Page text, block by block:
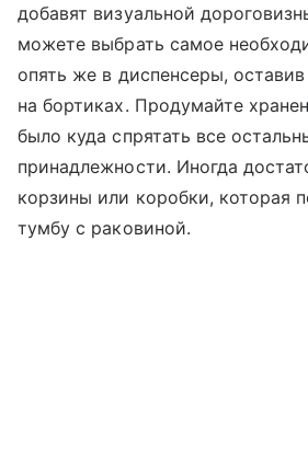
добавят визуальной
можете выбрать самое
опять же в диспенсеры,
на бортиках. Продумайте
было куда спрятать все
принадлежности. Иногда
корзины или коробки, которая
тумбу с раковиной.